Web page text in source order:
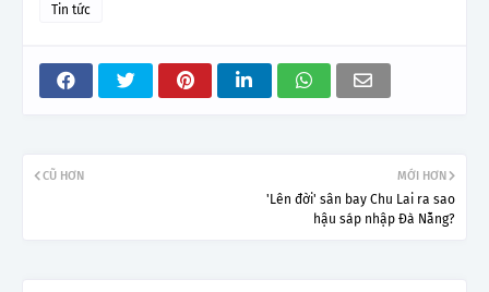
Tin tức
MỚI HƠN
'Lên đời' sân bay Chu Lai ra sao
hậu sáp nhập Đà Nẵng?
CŨ HƠN